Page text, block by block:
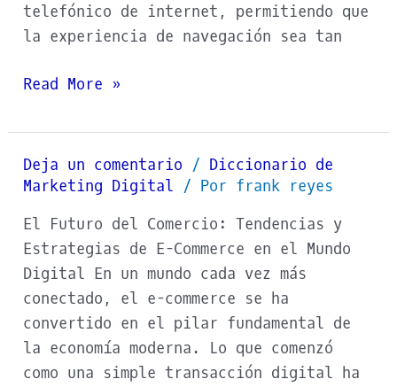
telefónico de internet, permitiendo que
la experiencia de navegación sea tan
Read More »
Deja un comentario / Diccionario de
Marketing Digital / Por frank reyes
El Futuro del Comercio: Tendencias y
Estrategias de E-Commerce en el Mundo
Digital En un mundo cada vez más
conectado, el e-commerce se ha
convertido en el pilar fundamental de
la economía moderna. Lo que comenzó
como una simple transacción digital ha
E-
Commerce